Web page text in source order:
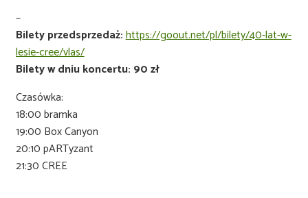
–
Bilety przedsprzedaż:https://goout.net/pl/bilety/40-lat-w-
lesie-cree/vlas/
Bilety w dniu koncertu: 90 zł
Czasówka:
18:00 bramka
19:00 Box Canyon
20:10 pARTyzant
21:30 CREE